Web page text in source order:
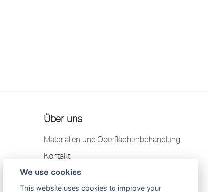
Über uns
Materialien und Oberflächenbehandlung
Kontakt
Garantie
Datenschutzerklärung
We use cookies
This website uses cookies to improve your